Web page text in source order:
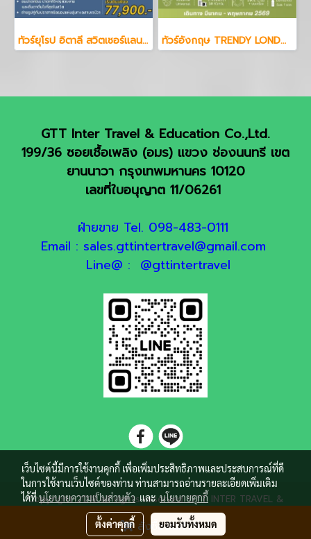
สั่งซื้อสินค้า
ทัวร์ยุโรป อิตาลี สวิตเซอร์แลนด์ 7 วัน 4 คืน ทัวร์อังกฤษ TRENDY LONDON ENGLAND STONEHENGE BATHS 7 วัน 4 คืน
GTT Inter Travel & Education Co.,Ltd.
199/36 ซอยเชื้อเพลิง (อมร) แขวง ช่องนนทรี เขต
ยานนาวา กรุงเทพมหานคร 10120
เลขที่ใบอนุญาต 11/06261
ฝ่ายขาย Tel. 098-483-0111
Email : sales.gttintertravel@gmail.com
Line@ : @gttintertravel
Copyright 2018 all rights reserved. GTT INTER TRAVEL &
EDUCATION CO.,LTD
เว็บไซต์นี้มีการใช้งานคุกกี้ เพื่อเพิ่มประสิทธิภาพและประสบการณ์ที่ดี
ในการใช้งานเว็บไซต์ของท่าน ท่านสามารถอ่านรายละเอียดเพิ่มเติม
ได้ที่นโยบายความเป็นส่วนตัวและนโยบายคุกกี้
ตั้งค่าคุกกี้ ยอมรับทั้งหมด